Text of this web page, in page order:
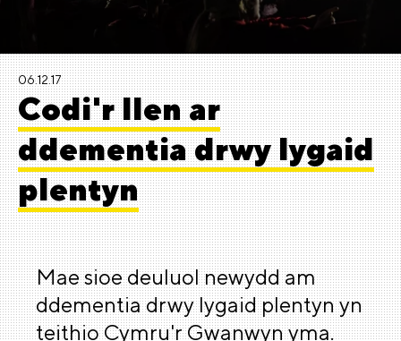
06.12.17
Codi'r llen ar
ddementia drwy lygaid
plentyn
Mae sioe deuluol newydd am
ddementia drwy lygaid plentyn yn
teithio Cymru'r Gwanwyn yma.